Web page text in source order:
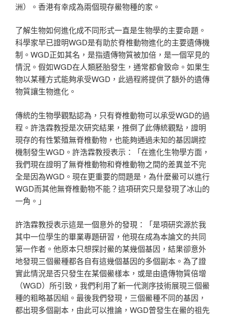
洲）。香港有幸成為兩個現存鱟物種的家。
了解生物如何進化成不同形式一直是生物學的主要命題。
科學家早已證明WGD是有助於脊椎動物進化的主要遺傳機
制。WGD正如其名，是指遺傳物質被加倍，是一個罕見的
情況。假如WGD在人類胚胎發生，通常都會致命。如果生
物以某種方式能夠承受WGD，此過程將提供了額外的遺傳
物質讓生物進化。
傳統的生物學觀點認為，只有脊椎動物可以承受WGD的過
程。許浩霖教授是次研究結果，推倒了此傳統觀點，證明
現存的有性繁殖無脊椎動物，也能夠通過未知的基因調控
機制發生WGD。許浩霖教授表示：「在進化生物學方面，
我們現在證明了無脊椎動物和脊椎動物之間的差異並不完
全是因為WGD。現在更重要的問題是，為什麼鱟可以進行
WGD而其他無脊椎動物不能？這項研究只是發現了冰山的
一角。」
許浩霖教授表示這是一個意外的發現：「是項研究源於我
其中一位學生的畢業專題研習，他現在成為本論文的共同
第一作者。他原本只想探討鱟的某幾個基因，結果卻意外
地發現三個鱟種都各自有這幾個基因的多個副本。為了證
實此情況是否只發生在某個鱟樣本，或是由遺傳物質倍增
（WGD）所引致，我們利用了新一代測序技術展現三個鱟
種的粗略基因組。最後我們發現，三個鱟種不同的基因，
都出現多個副本，由此可以推論，WGD曾發生在鱟的祖先